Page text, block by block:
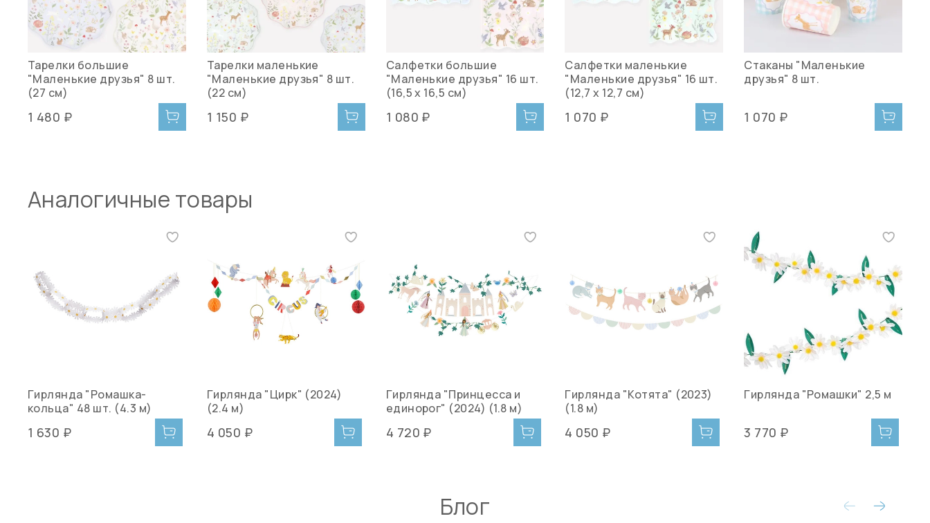
Тарелки большие
"Маленькие друзья" 8 шт.
(27 см)
1 480 ₽
Тарелки маленькие
"Маленькие друзья" 8 шт.
(22 см)
1 150 ₽
Салфетки большие
"Маленькие друзья" 16 шт.
(16,5 x 16,5 см)
1 080 ₽
Салфетки маленькие
"Маленькие друзья" 16 шт.
(12,7 x 12,7 см)
1 070 ₽
Стаканы "Маленькие
друзья" 8 шт.
1 070 ₽
Аналогичные товары
Гирлянда "Ромашка-
кольца" 48 шт. (4.3 м)
1 630 ₽
Гирлянда "Цирк" (2024)
(2.4 м)
4 050 ₽
Гирлянда "Принцесса и
единорог" (2024) (1.8 м)
4 720 ₽
Гирлянда "Котята" (2023)
(1.8 м)
4 050 ₽
Гирлянда "Ромашки" 2,5 м
3 770 ₽
Блог